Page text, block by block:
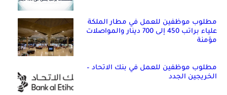
مطلوب موظفين للعمل في مطار الملكة
علياء براتب 450 إلى 700 دينار والمواصلات
مؤمنة
مطلوب موظفين للعمل في بنك الاتحاد –
الخريجين الجدد